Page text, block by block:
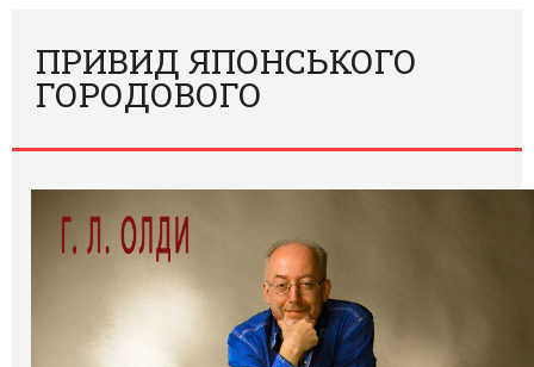
Автори
Книги
Переклади
Галерея
ПРИВИД ЯПОНСЬКОГО
ГОРОДОВОГО